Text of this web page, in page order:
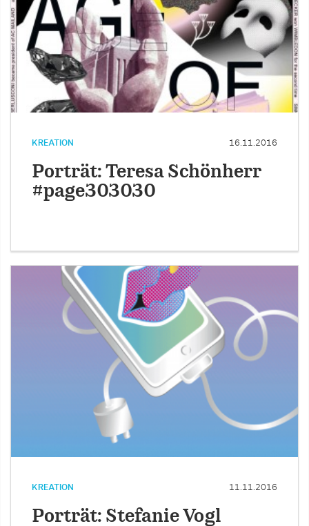
KREATION 16.11.2016
Porträt: Teresa Schönherr
#page303030
KREATION 11.11.2016
Porträt: Stefanie Vogl